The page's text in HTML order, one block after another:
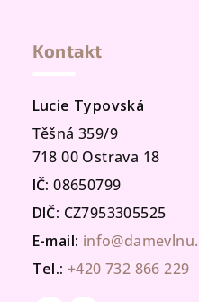
Kontakt
Lucie Typovská
Těšná 359/9
718 00 Ostrava 18
IČ: 08650799
DIČ: CZ7953305525
E-mail:
Tel.: +420 732 866 229